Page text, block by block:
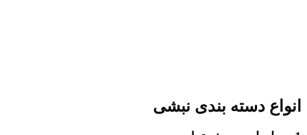
انواع دسته بندی نبشی